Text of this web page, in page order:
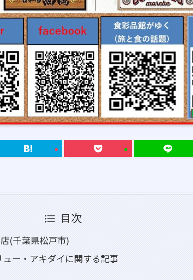
目次
(千葉県松戸市)
ー・アキダイに関する記事